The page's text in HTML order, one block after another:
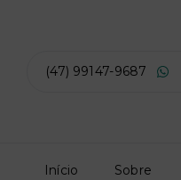
(47) 99147-9687
Início Sobre